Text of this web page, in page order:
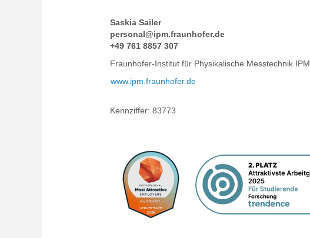
Saskia Sailer
personal@ipm.fraunhofer.de
+49 761 8857 307
Fraunhofer-Institut für Physikalische Messtechnik IPM
www.ipm.fraunhofer.de
Kennziffer: 83773